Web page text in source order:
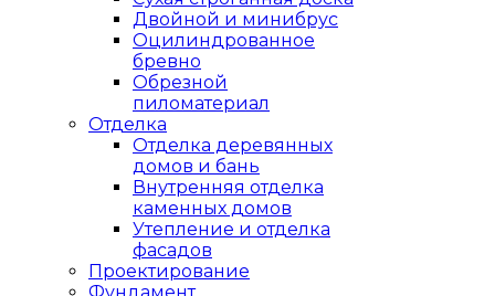
Двойной и минибрус
Оцилиндрованное
бревно
Обрезной
пиломатериал
Отделка
Отделка деревянных
домов и бань
Внутренняя отделка
каменных домов
Утепление и отделка
фасадов
Проектирование